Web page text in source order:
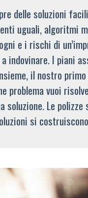
delle soluzioni
uguali, algoritmi
e i rischi di
indovinare. I piani
il nostro primo
problema vuoi
soluzione. Le polizze
si